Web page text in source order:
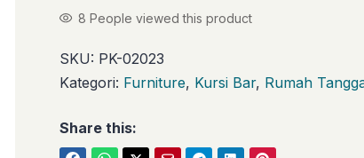
8 People viewed this product
SKU: PK-02023
Kategori: Furniture, Kursi Bar, Rumah
Share this: